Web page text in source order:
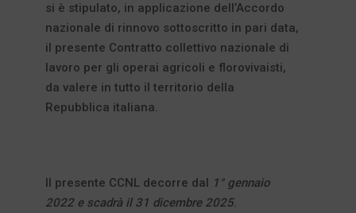
si è stipulato, in applicazione dell’Accordo
nazionale di rinnovo sottoscritto in pari data,
il presente Contratto collettivo nazionale di
lavoro per gli operai agricoli e florovivaisti,
da valere in tutto il territorio della
Repubblica italiana.
Il presente CCNL decorre dal 1° gennaio
2022 e scadrà il 31 dicembre 2025.